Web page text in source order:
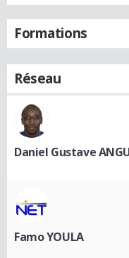
Formations
Réseau
Daniel Gustave
Famo YOULA